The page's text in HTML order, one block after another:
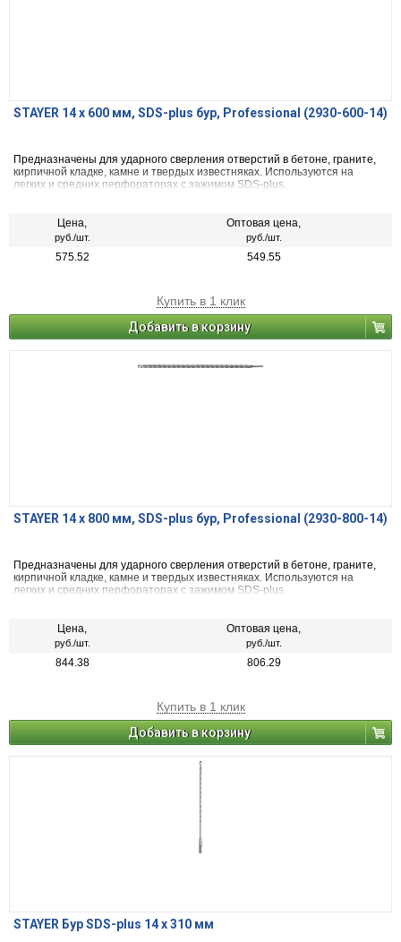
STAYER 14 x 600 мм, SDS-plus бур, Professional (2930-600-14)
Предназначены для ударного сверления отверстий в бетоне, граните,
кирпичной кладке, камне и твердых известняках. Используются на
легких и средних перфораторах с зажимом SDS-plus.
Цена,
руб./шт.
Оптовая цена,
руб./шт.
575.52 549.55
Купить в 1 клик
Добавить в корзину
STAYER 14 x 800 мм, SDS-plus бур, Professional (2930-800-14)
Предназначены для ударного сверления отверстий в бетоне, граните,
кирпичной кладке, камне и твердых известняках. Используются на
легких и средних перфораторах с зажимом SDS-plus.
Цена,
руб./шт.
Оптовая цена,
руб./шт.
844.38 806.29
Купить в 1 клик
Добавить в корзину
STAYER Бур SDS-plus 14 х 310 мм